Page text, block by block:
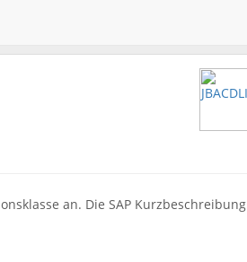
an. Die SAP Kurzbeschreibung